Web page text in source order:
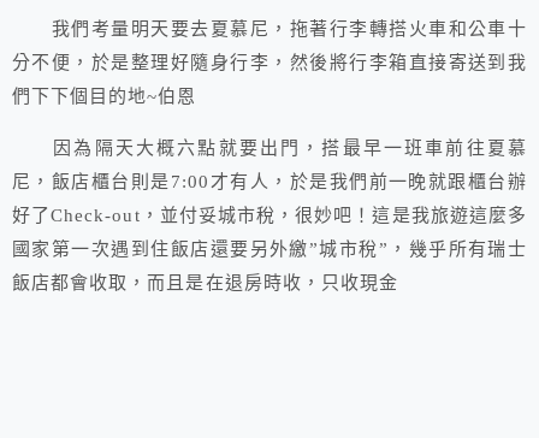
我們考量明天要去夏慕尼，拖著行李轉搭火車和公車十
分不便，於是整理好隨身行李，然後將行李箱直接寄送到我
們下下個目的地~伯恩
因為隔天大概六點就要出門，搭最早一班車前往夏慕
尼，飯店櫃台則是7:00才有人，於是我們前一晚就跟櫃台辦
好了Check-out，並付妥城市稅，很妙吧！這是我旅遊這麼多
國家第一次遇到住飯店還要另外繳”城市稅”，幾乎所有瑞士
飯店都會收取，而且是在退房時收，只收現金